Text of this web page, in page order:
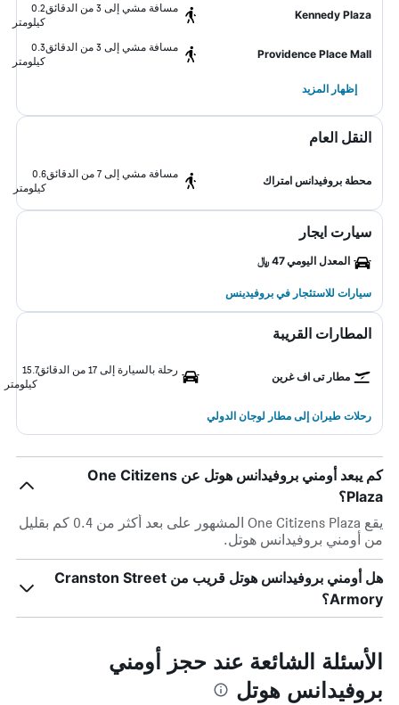
Kennedy Plaza
مسافة مشي إلى 3 من الدقائق
0.2
كيلومتر
Providence Place Mall
مسافة مشي إلى 3 من الدقائق
0.3
كيلومتر
إظهار المزيد
النقل العام
محطة بروفيدانس امتراك
مسافة مشي إلى 7 من الدقائق
0.6
كيلومتر
سيارت ايجار
المعدل اليومي 47 ﷼
سيارات للاستئجار في بروفيدينس
المطارات القريبة
مطار تى اف غرين
رحلة بالسيارة إلى 17 من الدقائق
15.7
كيلومتر
رحلات طيران إلى مطار لوجان الدولي
كم يبعد أومني بروفيدانس هوتل عن One Citizens
Plaza؟
يقع One Citizens Plaza المشهور على بعد أكثر من 0.4 كم بقليل
من أومني بروفيدانس هوتل.
هل أومني بروفيدانس هوتل قريب من Cranston Street
Armory؟
الأسئلة الشائعة عند حجز أومني
بروفيدانس هوتل